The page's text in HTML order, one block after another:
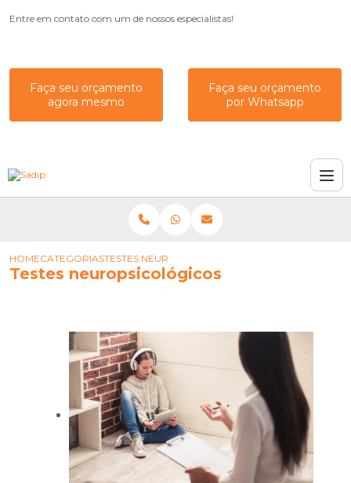
Entre em contato com um de nossos especialistas!
Faça seu orçamento
agora mesmo
Faça seu orçamento
por Whatsapp
HOMECATEGORIASTESTES NEUROPSICOLÓGICOS
Testes neuropsicológicos